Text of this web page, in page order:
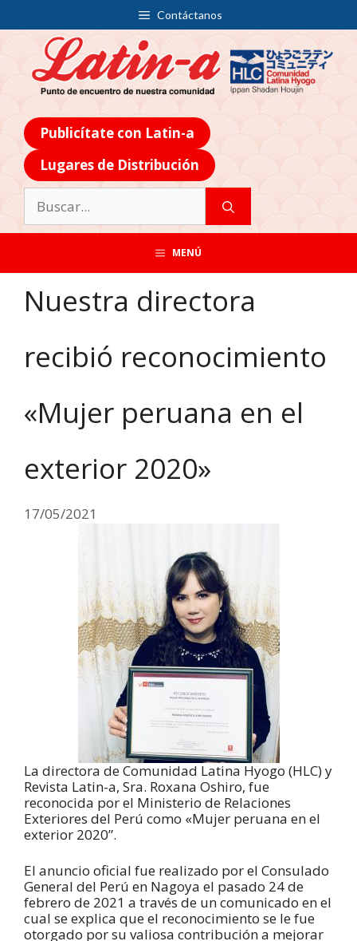
Contáctanos
Publicítate con Latin-a
Lugares de Distribución
MENÚ
Nuestra directora
recibió reconocimiento
«Mujer peruana en el
exterior 2020»
17/05/2021
La directora de Comunidad Latina Hyogo (HLC) y
Revista Latin-a, Sra. Roxana Oshiro, fue
reconocida por el Ministerio de Relaciones
Exteriores del Perú como «Mujer peruana en el
exterior 2020”.
El anuncio oficial fue realizado por el Consulado
General del Perú en Nagoya el pasado 24 de
febrero de 2021 a través de un comunicado en el
cual se explica que el reconocimiento se le fue
otorgado por su valiosa contribución a mejorar